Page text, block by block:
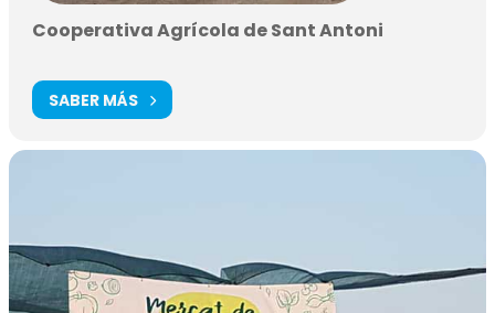
Cooperativa Agrícola de Sant Antoni
SABER MÁS